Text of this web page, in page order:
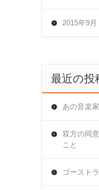
2015年9月
最近の投
あの音楽
双方の同
こと
ゴースト